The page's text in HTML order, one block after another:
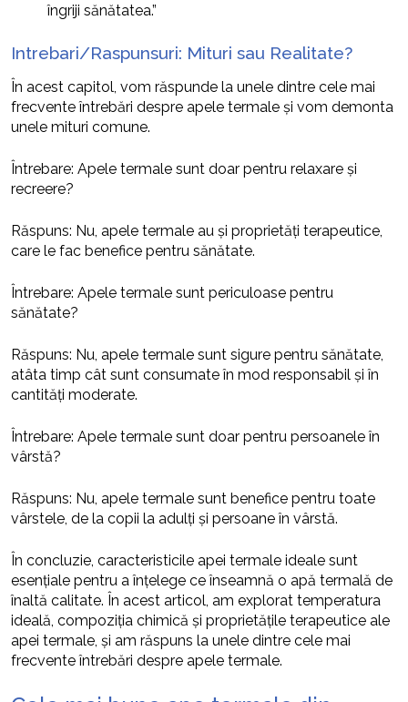
îngriji sănătatea.”
Intrebari/Raspunsuri: Mituri sau Realitate?
În acest capitol, vom răspunde la unele dintre cele mai
frecvente întrebări despre apele termale și vom demonta
unele mituri comune.
Întrebare: Apele termale sunt doar pentru relaxare și
recreere?
Răspuns: Nu, apele termale au și proprietăți terapeutice,
care le fac benefice pentru sănătate.
Întrebare: Apele termale sunt periculoase pentru
sănătate?
Răspuns: Nu, apele termale sunt sigure pentru sănătate,
atâta timp cât sunt consumate în mod responsabil și în
cantități moderate.
Întrebare: Apele termale sunt doar pentru persoanele în
vârstă?
Răspuns: Nu, apele termale sunt benefice pentru toate
vârstele, de la copii la adulți și persoane în vârstă.
În concluzie, caracteristicile apei termale ideale sunt
esențiale pentru a înțelege ce înseamnă o apă termală de
înaltă calitate. În acest articol, am explorat temperatura
ideală, compoziția chimică și proprietățile terapeutice ale
apei termale, și am răspuns la unele dintre cele mai
frecvente întrebări despre apele termale.